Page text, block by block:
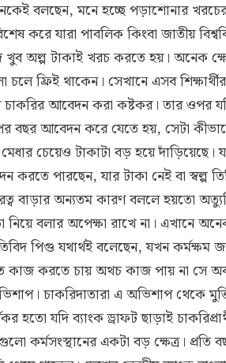
বলছেন, মনে হচ্ছে পড়াশোনার
করে যারা পাবলিক কিংবা জাতীয়
অল্প টাকাই খরচ করতে হয়। অনেক
ফ্রিই থাকেন। সেখানে এসব
আবেদন করা কষ্টকর। তার ওপর
বছর আবেদন করে যেতে হয়, সেটা
মেধার চেয়েও টাকাটা বড় হয়ে
করতে পারছেন, যার টাকা নেই বা স্বল্প
বাড়ার অন্যতম কারণ বললে হয়তো
নিয়ে বলার অপেক্ষা রাখে না। এখানে
পিগু যথার্থই বলেছেন, যখন
কাজ করতে চায় অথচ কাজ পায় না সে
চাকরিদাতারা এ অভিশাপ থেকে
হতো যদি ব্যাংক ড্রাফট ছাড়াই
কর্মসংস্থানের একটা বড় ক্ষেত্র। প্রতি